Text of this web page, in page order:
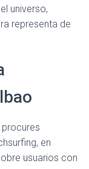
universo,
representa de
en
usuarios con